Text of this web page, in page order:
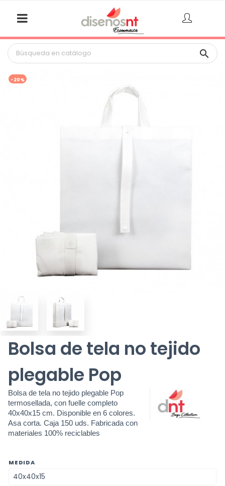

-20%
Bolsa de tela no tejido
plegable Pop
Bolsa de tela no tejido plegable Pop
termosellada, con fuelle completo
40x40x15 cm. Disponible en 6 colores.
Asa corta. Caja 150 uds. Fabricada con
materiales 100% reciclables
MEDIDA